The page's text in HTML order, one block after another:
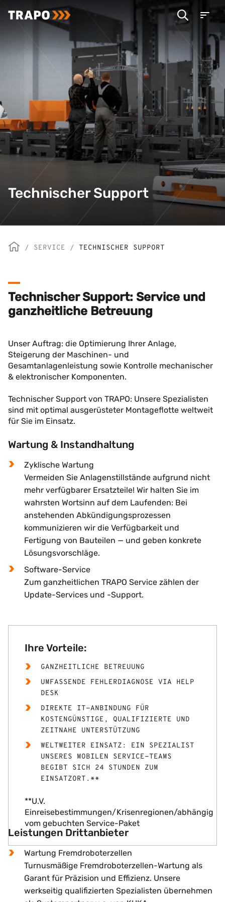
Technischer Support
/ SERVICE / TECHNISCHER SUPPORT
Technischer Support: Service und
ganzheitliche Betreuung
Unser Auftrag: die Optimierung Ihrer Anlage,
Steigerung der Maschinen- und
Gesamtanlagenleistung sowie Kontrolle mechanischer
& elektronischer Komponenten.
Technischer Support von TRAPO: Unsere Spezialisten
sind mit optimal ausgerüsteter Montageflotte weltweit
für Sie im Einsatz.
Wartung & Instandhaltung
Zyklische Wartung
Vermeiden Sie Anlagenstillstände aufgrund nicht
mehr verfügbarer Ersatzteile! Wir halten Sie im
wahrsten Wortsinn auf dem Laufenden: Bei
anstehenden Abkündigungsprozessen
kommunizieren wir die Verfügbarkeit und
Fertigung von Bauteilen — und geben konkrete
Lösungsvorschläge.
Software-Service
Zum ganzheitlichen TRAPO Service zählen der
Update-Services und -Support.
Ihre Vorteile:
GANZHEITLICHE BETREUUNG
UMFASSENDE FEHLERDIAGNOSE VIA HELP
DESK
DIREKTE IT-ANBINDUNG FÜR
KOSTENGÜNSTIGE, QUALIFIZIERTE UND
ZEITNAHE UNTERSTÜTZUNG
WELTWEITER EINSATZ: EIN SPEZIALIST
UNSERES MOBILEN SERVICE-TEAMS
BEGIBT SICH 24 STUNDEN ZUM
EINSATZORT.**
**U.V.
Einreisebestimmungen/Krisenregionen/abhängig
vom gebuchten Service-Paket
Leistungen Drittanbieter
Wartung Fremdroboterzellen
Turnusmäßige Fremdroboterzellen-Wartung als
Garant für Präzision und Effizienz. Unsere
werkseitig qualifizierten Spezialisten übernehmen